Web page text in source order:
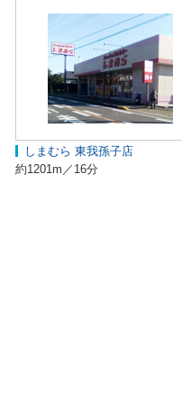
しまむら 東我孫子店
約1201m／16分